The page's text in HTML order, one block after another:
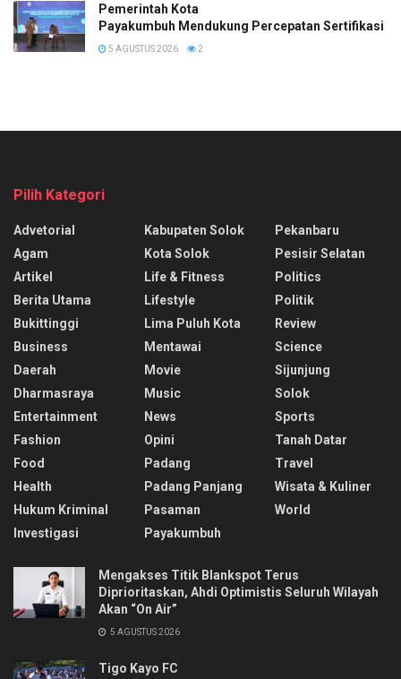
Pemerintah Kota
Payakumbuh Mendukung Percepatan Sertifikasi
5 AGUSTUS 2026 2
Pilih Kategori
Advetorial
Agam
Artikel
Berita Utama
Bukittinggi
Business
Daerah
Dharmasraya
Entertainment
Fashion
Food
Health
Hukum Kriminal
Investigasi
Kabupaten Solok
Kota Solok
Life & Fitness
Lifestyle
Lima Puluh Kota
Mentawai
Movie
Music
News
Opini
Padang
Padang Panjang
Pasaman
Payakumbuh
Pekanbaru
Pesisir Selatan
Politics
Politik
Review
Science
Sijunjung
Solok
Sports
Tanah Datar
Travel
Wisata & Kuliner
World
Mengakses Titik Blankspot Terus
Diprioritaskan, Ahdi Optimistis Seluruh Wilayah
Akan “On Air”
5 AGUSTUS 2026
Tigo Kayo FC